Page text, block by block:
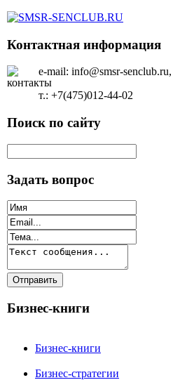
Контактная информация
e-mail: info@smsr-senclub.ru,
т.: +7(475)012-44-02
Поиск по сайту
Задать вопрос
Бизнес-книги
Бизнес-книги
Бизнес-стратегии